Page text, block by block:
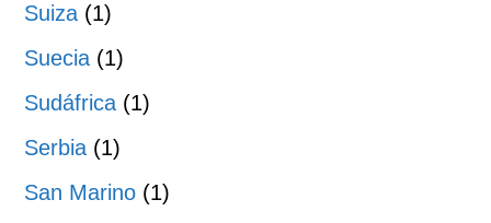
Suiza (1)
Suecia (1)
Sudáfrica (1)
Serbia (1)
San Marino (1)